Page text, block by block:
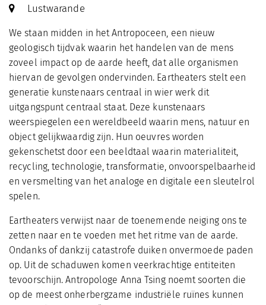
Lustwarande
We staan midden in het Antropoceen, een nieuw
geologisch tijdvak waarin het handelen van de mens
zoveel impact op de aarde heeft, dat alle organismen
hiervan de gevolgen ondervinden. Eartheaters stelt een
generatie kunstenaars centraal in wier werk dit
uitgangspunt centraal staat. Deze kunstenaars
weerspiegelen een wereldbeeld waarin mens, natuur en
object gelijkwaardig zijn. Hun oeuvres worden
gekenschetst door een beeldtaal waarin materialiteit,
recycling, technologie, transformatie, onvoorspelbaarheid
en versmelting van het analoge en digitale een sleutelrol
spelen.
Eartheaters verwijst naar de toenemende neiging ons te
zetten naar en te voeden met het ritme van de aarde.
Ondanks of dankzij catastrofe duiken onvermoede paden
op. Uit de schaduwen komen veerkrachtige entiteiten
tevoorschijn. Antropologe Anna Tsing noemt soorten die
op de meest onherbergzame industriële ruïnes kunnen